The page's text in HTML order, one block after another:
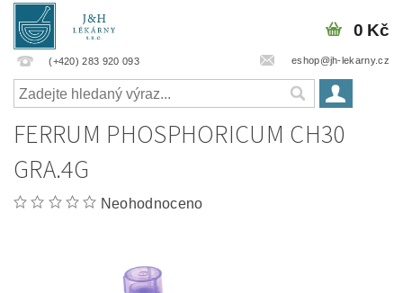
(+420) 283 920 093 eshop@jh-lekarny.cz
0 Kč
FERRUM PHOSPHORICUM CH30
GRA.4G
Neohodnoceno